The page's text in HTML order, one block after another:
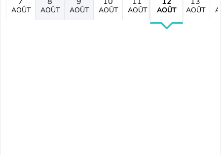
AOÛT AOÛT AOÛT AOÛT AOÛT AOÛT AOÛT